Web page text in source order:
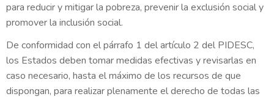
para reducir y mitigar la pobreza, prevenir la exclusión social y
promover la inclusión social.
De conformidad con el párrafo 1 del artículo 2 del PIDESC,
los Estados deben tomar medidas efectivas y revisarlas en
caso necesario, hasta el máximo de los recursos de que
dispongan, para realizar plenamente el derecho de todas las